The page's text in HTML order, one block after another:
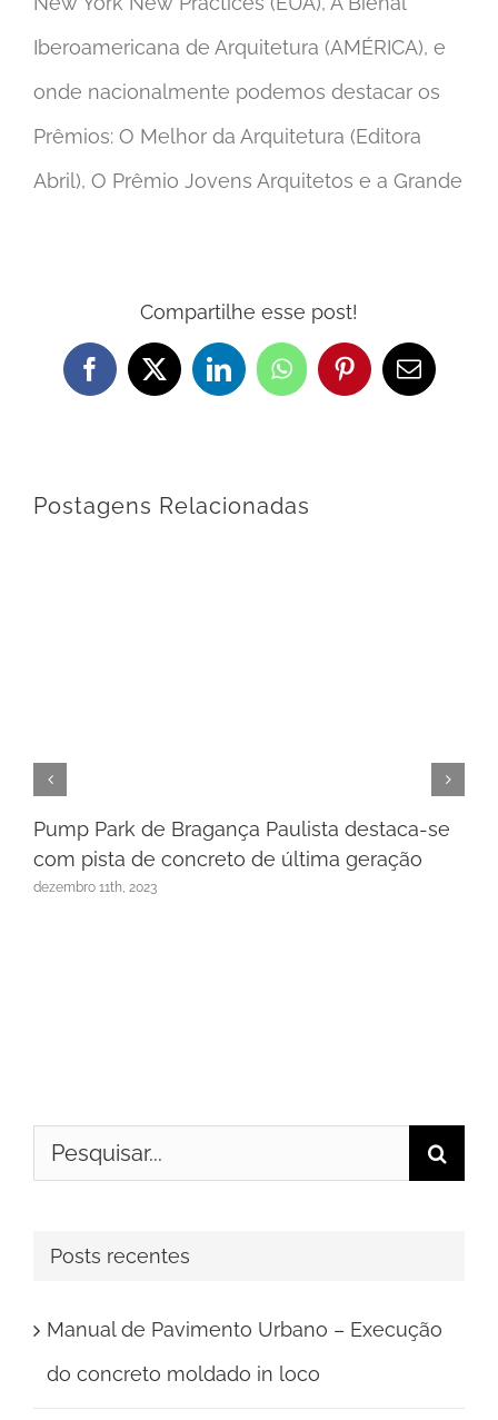
Iberoamericana de Arquitetura (AMÉRICA), e
onde nacionalmente podemos destacar os
Prêmios: O Melhor da Arquitetura (Editora
Abril), O Prêmio Jovens Arquitetos e a Grande
Compartilhe esse post!
Facebook
X LinkedInWhatsApp
Pinterest
E-
mail
Postagens Relacionadas
Pump Park de Bragança Paulista destaca-se
com pista de concreto de última geração
dezembro 11th, 2023
Buscar
Posts recentes
Manual de Pavimento Urbano – Execução
do concreto moldado in loco